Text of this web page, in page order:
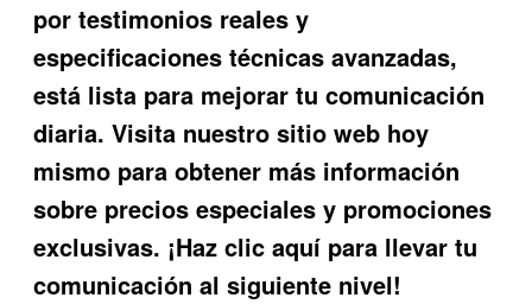
por testimonios reales y
especificaciones técnicas avanzadas,
está lista para mejorar tu comunicación
diaria. Visita nuestro sitio web hoy
mismo para obtener más información
sobre precios especiales y promociones
exclusivas. ¡Haz clic aquí para llevar tu
comunicación al siguiente nivel!